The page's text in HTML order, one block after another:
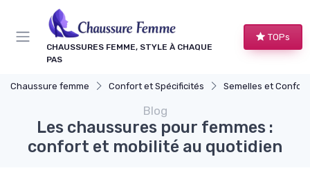
CHAUSSURES FEMME, STYLE À CHAQUE
PAS
TOPs
Chaussure femme Confort et Spécificités Semelles et Confort
Blog
Les chaussures pour femmes :
confort et mobilité au quotidien
Panneau de gestion des cookies